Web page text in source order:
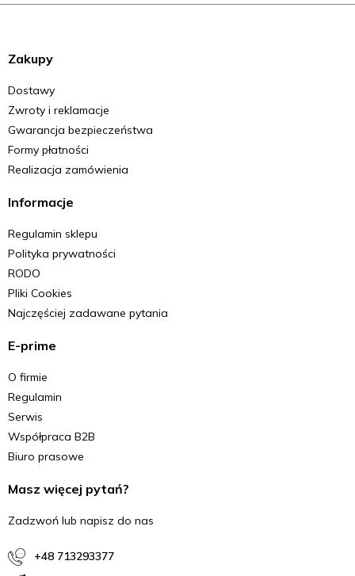
Zakupy
Dostawy
Zwroty i reklamacje
Gwarancja bezpieczeństwa
Formy płatności
Realizacja zamówienia
Informacje
Regulamin sklepu
Polityka prywatności
RODO
Pliki Cookies
Najczęściej zadawane pytania
E-prime
O firmie
Regulamin
Serwis
Współpraca B2B
Biuro prasowe
Masz więcej pytań?
Zadzwoń lub napisz do nas
+48 713293377